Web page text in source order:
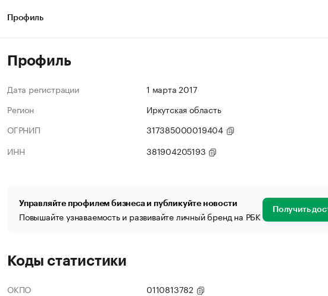
Профиль
Профиль
Дата регистрации
1 марта 2017
Регион
Иркутская область
ОГРНИП
317385000019404
ИНН
381904205193
Управляйте профилем бизнеса и публикуйте новости
Повышайте узнаваемость и развивайте личный бренд на РБК Получить
Коды статистики
ОКПО
0110813782